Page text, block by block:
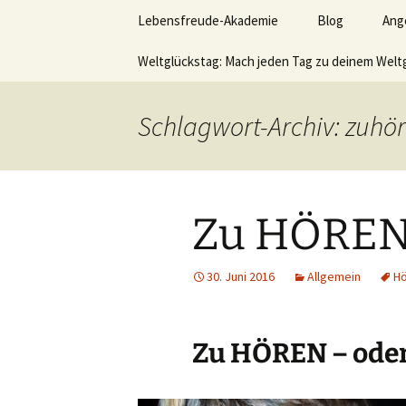
Lerne deinen stressigen Alltag
Lebensfreude-Akademie Blog
Weltglückstag: Mach jeden Tag zu deinem
Schlagwort-Archiv:
Zu
30. Juni 2016 Allgemein
Zu HÖREN –